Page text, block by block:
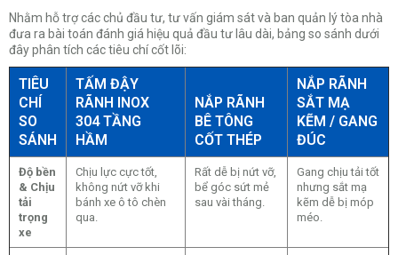
Nhằm hỗ trợ các chủ đầu tư, tư vấn giám sát và ban quản lý tòa nhà
đưa ra bài toán đánh giá hiệu quả đầu tư lâu dài, bảng so sánh dưới
đây phân tích các tiêu chí cốt lõi:
TIÊU
CHÍ
SO
SÁNH
TẤM ĐẬY
RÃNH INOX
304 TẦNG
HẦM
NẮP RÃNH
BÊ TÔNG
CỐT THÉP
NẮP RÃNH
SẮT MẠ
KẼM / GANG
ĐÚC
Độ bền
& Chịu
tải
trọng
xe
Chịu lực cực tốt,
không nứt vỡ khi
bánh xe ô tô chèn
qua.
Rất dễ bị nứt vỡ,
bể góc sứt mẻ
sau vài tháng.
Gang chịu tải tốt
nhưng sắt mạ
kẽm dễ bị móp
méo.